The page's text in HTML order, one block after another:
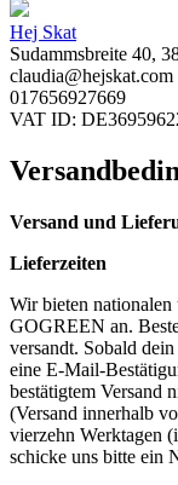
Hej Skat
Sudammsbreite 40,
claudia@hejskat.com
017656927669
VAT ID:
Versand und
Lieferzeiten
Wir bieten
GOGREEN an.
versandt. Sobald
eine E-Mail-
bestätigtem Versand
(Versand innerhalb
vierzehn Werktagen
schicke uns bitte ein